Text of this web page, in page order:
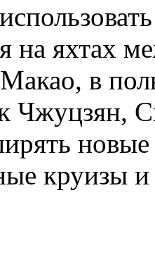
на яхтах
в
Чжуцзян,
круизы